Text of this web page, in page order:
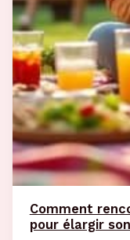
Comment
pour élargir